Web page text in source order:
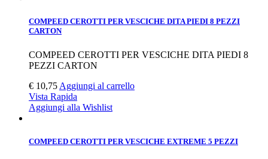
COMPEED CEROTTI PER VESCICHE DITA PIEDI 8 PEZZI
CARTON
COMPEED CEROTTI PER VESCICHE DITA PIEDI 8
PEZZI CARTON
€ 10,75 Aggiungi al carrello
Vista Rapida
Aggiungi alla Wishlist
COMPEED CEROTTI PER VESCICHE EXTREME 5 PEZZI